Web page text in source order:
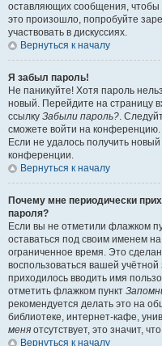
оставляющих сообщения,
это произошло, попробуйте
участвовать в дискуссиях.
Вернуться к началу
Я забыл пароль!
Не паникуйте! Хотя пароль
новый. Перейдите на страницу
ссылку Забыли пароль?.
сможете войти на конференцию.
Если не удалось получить
конференции.
Вернуться к началу
Почему мне периодически
пароля?
Если вы не отметили флажком
оставаться под своим именем
ограниченное время. Это
воспользоваться вашей
приходилось вводить имя
отметить флажком пункт
рекомендуется делать это на
библиотеке, интернет-кафе,
меня отсутствует, это значит,
Вернуться к началу